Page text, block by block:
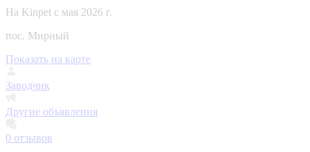
На Kinpet c мая 2026 г.
пос. Мирный
Показать на карте
Заводчик
Другие объявления
0 отзывов